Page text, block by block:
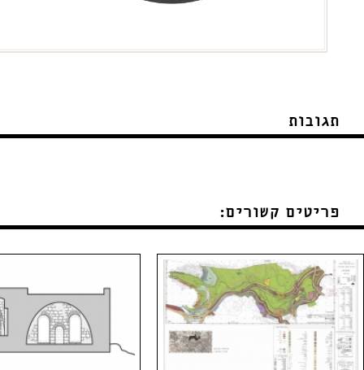
תגובות
פריטים קשורים: